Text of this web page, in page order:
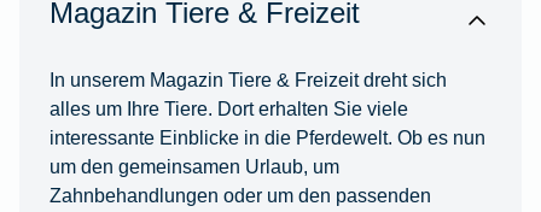
Magazin Tiere & Freizeit
In unserem Magazin Tiere & Freizeit dreht sich
alles um Ihre Tiere. Dort erhalten Sie viele
interessante Einblicke in die Pferdewelt. Ob es nun
um den gemeinsamen Urlaub, um
Zahnbehandlungen oder um den passenden